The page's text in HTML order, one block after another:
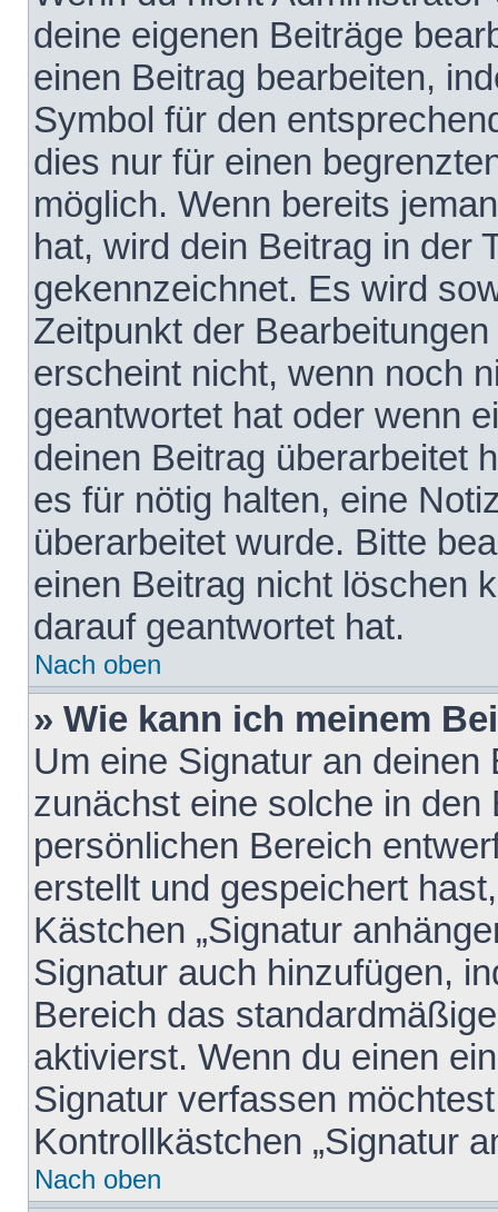
deine eigenen Beiträge
einen Beitrag bearbeiten,
Symbol für den
dies nur für einen
möglich. Wenn bereits
hat, wird dein Beitrag in der
gekennzeichnet. Es wird
Zeitpunkt der
erscheint nicht, wenn noch
geantwortet hat oder wenn
deinen Beitrag überarbeitet
es für nötig halten, eine
überarbeitet wurde. Bitte
einen Beitrag nicht löschen
darauf geantwortet hat.
Nach oben
» Wie kann ich meinem
Um eine Signatur an
zunächst eine solche in den
persönlichen Bereich
erstellt und gespeichert
Kästchen „Signatur
Signatur auch hinzufügen,
Bereich das
aktivierst. Wenn du einen
Signatur verfassen
Kontrollkästchen „Signatur
Nach oben